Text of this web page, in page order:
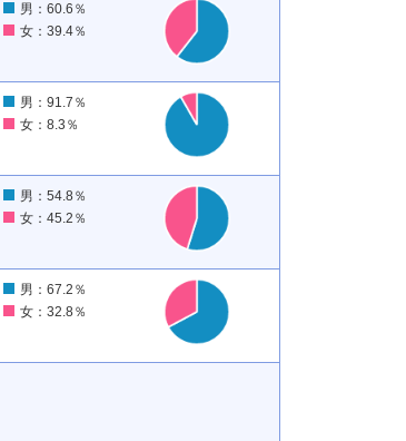
男：60.6％
女：39.4％
男：91.7％
女：8.3％
男：54.8％
女：45.2％
男：67.2％
女：32.8％